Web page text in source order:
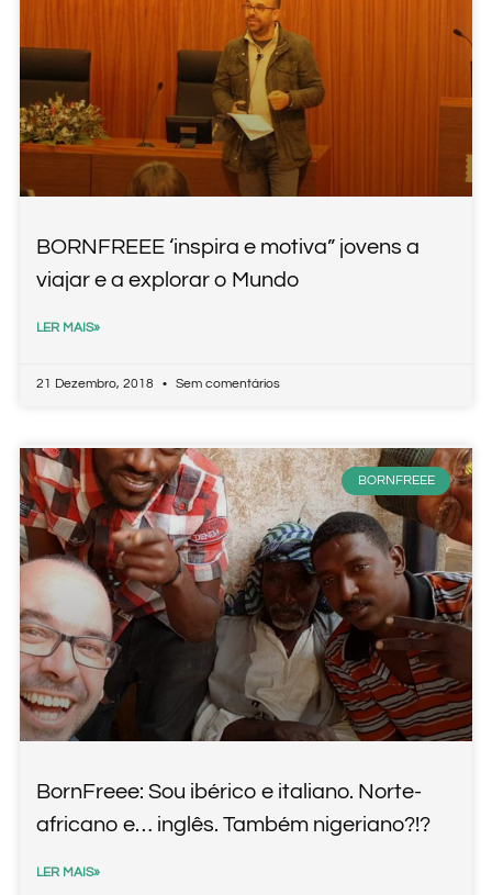
BORNFREEE ‘inspira e motiva” jovens a
viajar e a explorar o Mundo
LER MAIS»
21 Dezembro, 2018 Sem comentários
BORNFREEE
BornFreee: Sou ibérico e italiano. Norte-
africano e… inglês. Também nigeriano?!?
LER MAIS»